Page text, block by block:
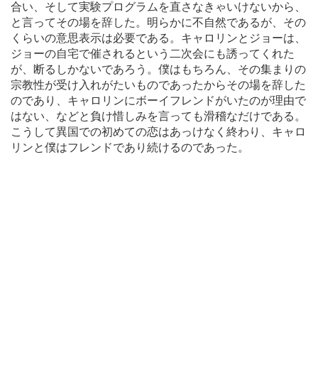
合い、そして実験プログラムを直さなきゃいけないから、
と言ってその場を辞した。明らかに不自然であるが、その
くらいの意思表示は必要である。キャロリンとジョーは、
ジョーの自宅で催されるという二次会にも誘ってくれた
が、断るしかないであろう。僕はもちろん、その集まりの
宗教性が受け入れがたいものであったからその場を辞した
のであり、キャロリンにボーイフレンドがいたのが理由で
はない、などと負け惜しみを言っても滑稽なだけである。
こうして異国での初めての恋はあっけなく終わり、キャロ
リンと僕はフレンドであり続けるのであった。